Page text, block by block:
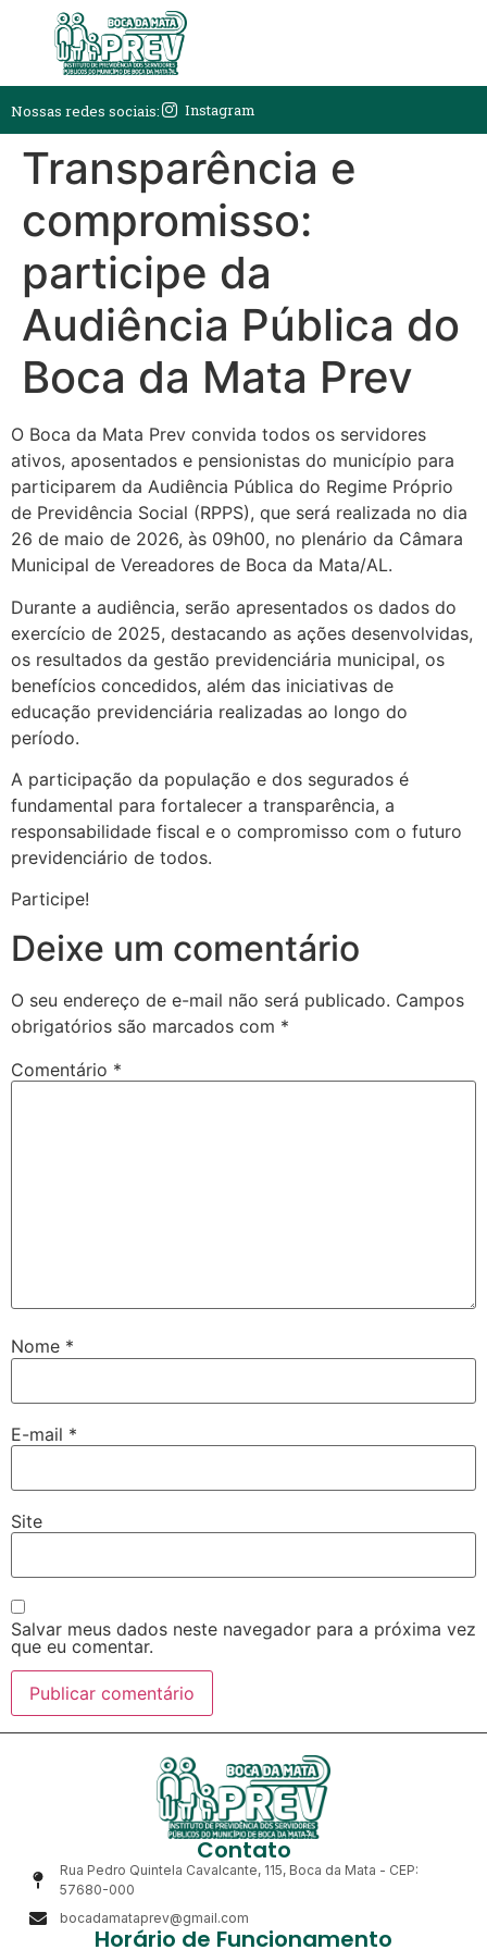
Nossas redes sociais: Instagram
Transparência e
compromisso:
participe da
Audiência Pública do
Boca da Mata Prev
O Boca da Mata Prev convida todos os servidores
ativos, aposentados e pensionistas do município para
participarem da Audiência Pública do Regime Próprio
de Previdência Social (RPPS), que será realizada no dia
26 de maio de 2026, às 09h00, no plenário da Câmara
Municipal de Vereadores de Boca da Mata/AL.
Durante a audiência, serão apresentados os dados do
exercício de 2025, destacando as ações desenvolvidas,
os resultados da gestão previdenciária municipal, os
benefícios concedidos, além das iniciativas de
educação previdenciária realizadas ao longo do
período.
A participação da população e dos segurados é
fundamental para fortalecer a transparência, a
responsabilidade fiscal e o compromisso com o futuro
previdenciário de todos.
Participe!
Deixe um comentário
O seu endereço de e-mail não será publicado. Campos
obrigatórios são marcados com *
Comentário *
Nome *
E-mail *
Site
Salvar meus dados neste navegador para a próxima vez
que eu comentar.
Contato
Rua Pedro Quintela Cavalcante, 115, Boca da Mata - CEP:
57680-000
bocadamataprev@gmail.com
Horário de Funcionamento